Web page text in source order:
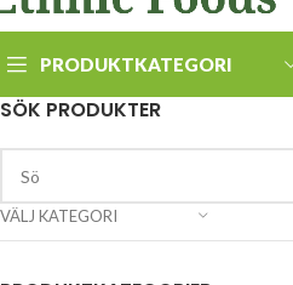
PRODUKTKATEGORI
SÖK PRODUKTER
VÄLJ KATEGORI